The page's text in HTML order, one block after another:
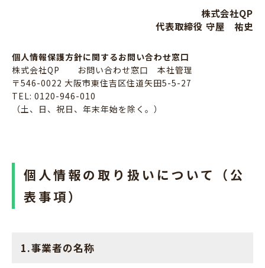
株式会社QP
代表取締役 守屋 祐史
個人情報保護方針に関するお問い合わせ窓口
株式会社QP お問い合わせ窓口 本社管理
〒546-0022 大阪市東住吉区住道矢田5-5-27
TEL: 0120-946-010
（土、日、祝日、年末年始を除く。）
個人情報の取り扱いについて（公
表事項）
1.事業者の名称